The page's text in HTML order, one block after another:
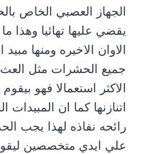
الجهاز العصبي الخاص
يقضي عليها تهائيا وهذا
الاوان الاخيره ومنها
جميع الحشرات مثل
الاكثر استعمالا فهو
اتنازنها كما ان
رائحه نفاذه لهذا يجب
علي ايدي متخصصين